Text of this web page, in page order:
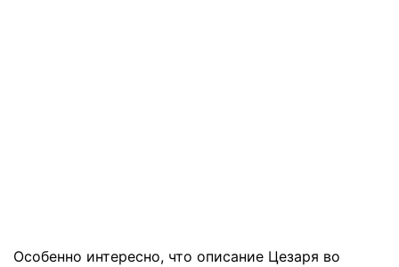
Особенно интересно, что описание Цезаря во